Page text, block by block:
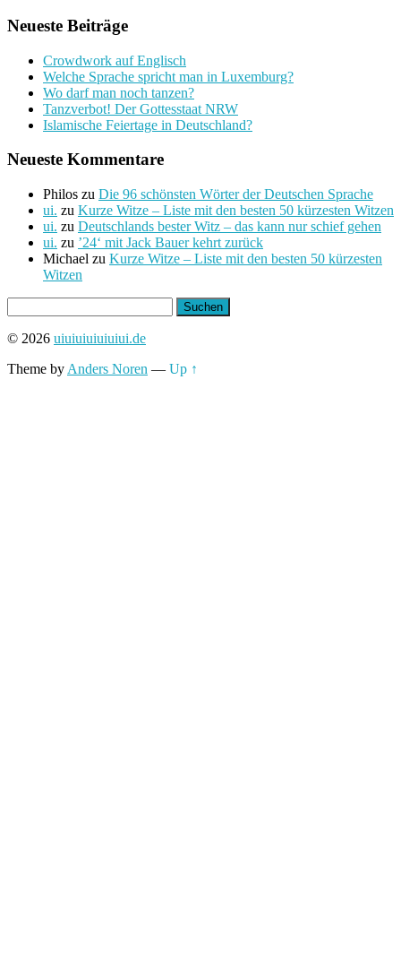
Neueste Beiträge
Crowdwork auf Englisch
Welche Sprache spricht man in Luxemburg?
Wo darf man noch tanzen?
Tanzverbot! Der Gottesstaat NRW
Islamische Feiertage in Deutschland?
Neueste Kommentare
Philos zu Die 96 schönsten Wörter der Deutschen Sprache
ui. zu Kurze Witze – Liste mit den besten 50 kürzesten Witzen
ui. zu Deutschlands bester Witz – das kann nur schief gehen
ui. zu ’24‘ mit Jack Bauer kehrt zurück
Michael zu Kurze Witze – Liste mit den besten 50 kürzesten
Witzen
nach:
© 2026 uiuiuiuiuiuiui.de
Theme by Anders Noren — Up ↑